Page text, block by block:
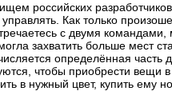
российских
Как только
с двумя
захватить больше мест
определённая часть
чтобы приобрести вещи в
в нужный цвет, купить ему